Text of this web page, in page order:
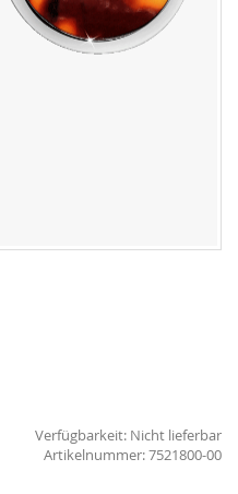
Verfügbarkeit: Nicht lieferbar
7521800-00